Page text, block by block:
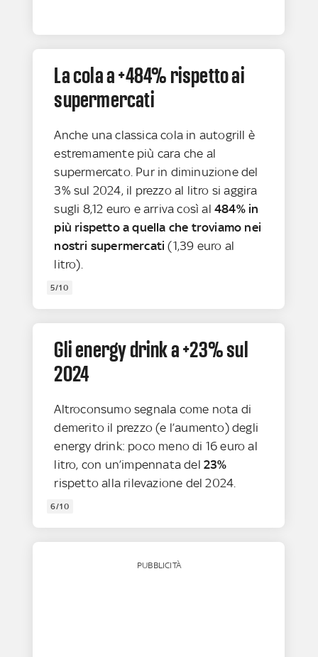
La cola a +484% rispetto ai
supermercati
Anche una classica cola in autogrill è
estremamente più cara che al
supermercato. Pur in diminuzione del
3% sul 2024, il prezzo al litro si aggira
sugli 8,12 euro e arriva così al 484% in
più rispetto a quella che troviamo nei
nostri supermercati (1,39 euro al
litro).
5/10
Gli energy drink a +23% sul
2024
Altroconsumo segnala come nota di
demerito il prezzo (e l’aumento) degli
energy drink: poco meno di 16 euro al
litro, con un’impennata del23%
rispetto alla rilevazione del 2024.
6/10
PUBBLICITÀ